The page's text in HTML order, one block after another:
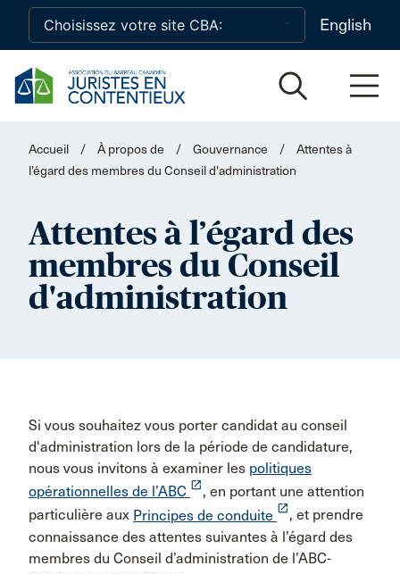
Skip to main content
English
Accueil / À propos de / Gouvernance /
Attentes à
l’égard des membres du Conseil d'administration
Attentes à l’égard des
membres du Conseil
d'administration
Si vous souhaitez vous porter candidat au conseil
d'administration lors de la période de candidature,
nous vous invitons à examiner les politiques
opérationnelles de l’ABC launch , en portant une attention
particulière aux Principes de conduite launch , et prendre
connaissance des attentes suivantes à l’égard des
membres du Conseil d’administration de l’ABC-